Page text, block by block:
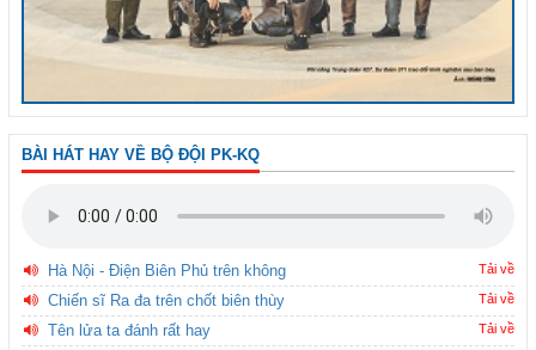
BÀI HÁT HAY VỀ BỘ ĐỘI PK-KQ
Hà Nội - Điện Biên Phủ trên không Tải về
Chiến sĩ Ra đa trên chốt biên thùy Tải về
Tên lửa ta đánh rất hay Tải về